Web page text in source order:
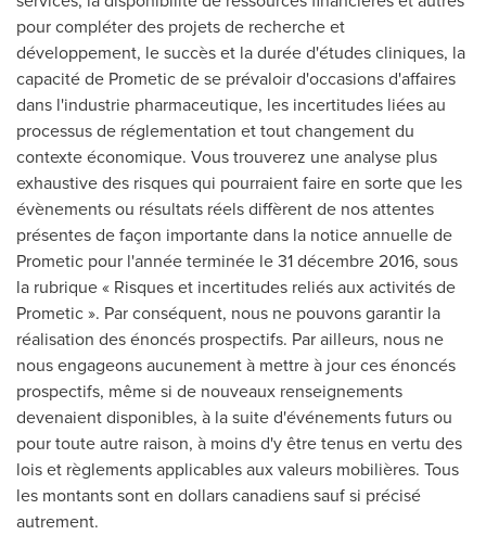
pour compléter des projets de recherche et
développement, le succès et la durée d'études cliniques, la
capacité de Prometic de se prévaloir d'occasions d'affaires
dans l'industrie pharmaceutique, les incertitudes liées au
processus de réglementation et tout changement du
contexte économique. Vous trouverez une analyse plus
exhaustive des risques qui pourraient faire en sorte que les
évènements ou résultats réels diffèrent de nos attentes
présentes de façon importante dans la notice annuelle de
Prometic pour l'année terminée le 31 décembre 2016, sous
la rubrique « Risques et incertitudes reliés aux activités de
Prometic ». Par conséquent, nous ne pouvons garantir la
réalisation des énoncés prospectifs. Par ailleurs, nous ne
nous engageons aucunement à mettre à jour ces énoncés
prospectifs, même si de nouveaux renseignements
devenaient disponibles, à la suite d'événements futurs ou
pour toute autre raison, à moins d'y être tenus en vertu des
lois et règlements applicables aux valeurs mobilières. Tous
les montants sont en dollars canadiens sauf si précisé
autrement.